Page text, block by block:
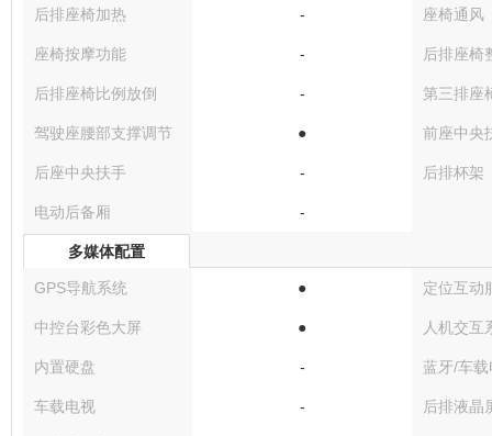
后排座椅加热 - 座椅通风
座椅按摩功能 - 后排座椅
后排座椅比例放倒 - 第三排座
驾驶座腰部支撑调节 ● 前座中央
后座中央扶手 - 后排杯架
电动后备厢 -
多媒体配置
GPS导航系统 ● 定位互动
中控台彩色大屏 ● 人机交互
内置硬盘 - 蓝牙/车载
车载电视 - 后排液晶